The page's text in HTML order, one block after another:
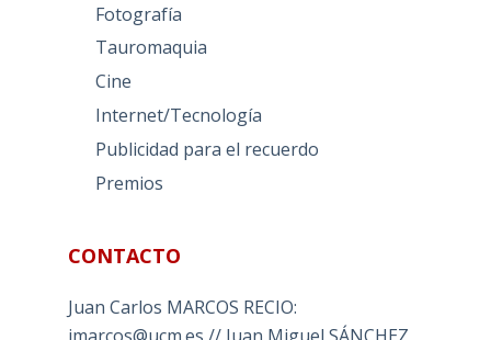
Fotografía
Tauromaquia
Cine
Internet/Tecnología
Publicidad para el recuerdo
Premios
CONTACTO
Juan Carlos MARCOS RECIO: